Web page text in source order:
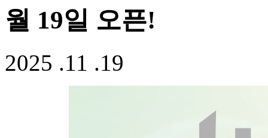
월 19일 오픈!
2025 .11 .19